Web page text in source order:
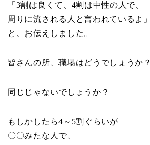
「3割は良くて、4割は中性の人で、
周りに流される人と言われているよ」
と、お伝えしました。
皆さんの所、職場はどうでしょうか？
同じじゃないでしょうか？
もしかしたら4～5割ぐらいが
〇〇みたな人で、